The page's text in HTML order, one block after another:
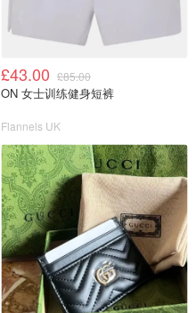
£43.00 £85.00
ON 女士训练健身短裤
Flannels UK